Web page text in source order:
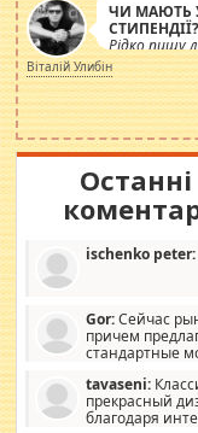
ЧИ МАЮТЬ
СТИПЕНДІЇ?
Рідко пишу
просто
навколо
Віталій Улибін
Останні
ischenko peter:
Gor:Сейчас
причем
стандартные
стандартные формы,
со вкусом все в
мебель, а это не
tavaseni:
прекрасный
благодаря